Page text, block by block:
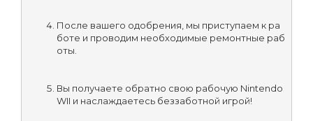
После вашего одобрения, мы приступаем к ра
боте и проводим необходимые ремонтные раб
оты.
Вы получаете обратно свою рабочую Nintendo
WII и наслаждаетесь беззаботной игрой!